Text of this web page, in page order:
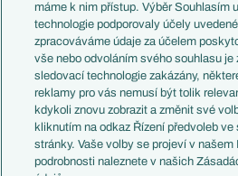
Představení týmů MS
EuroSkauting
PL v kostce
Evropské koeficienty
Přestupy
Přestupové spekulace
Zranění
Kluby
Arsenal FC
máme k nim přístup. Výběr Souhlasím
technologie podporovaly účely
zpracováváme údaje za účelem
vše nebo odvoláním svého souhlasu je
sledovací technologie zakázány,
reklamy pro vás nemusí být tolik
kdykoli znovu zobrazit a změnit své
kliknutím na odkaz Řízení předvoleb
stránky. Vaše volby se projeví v
podrobnosti naleznete v našich